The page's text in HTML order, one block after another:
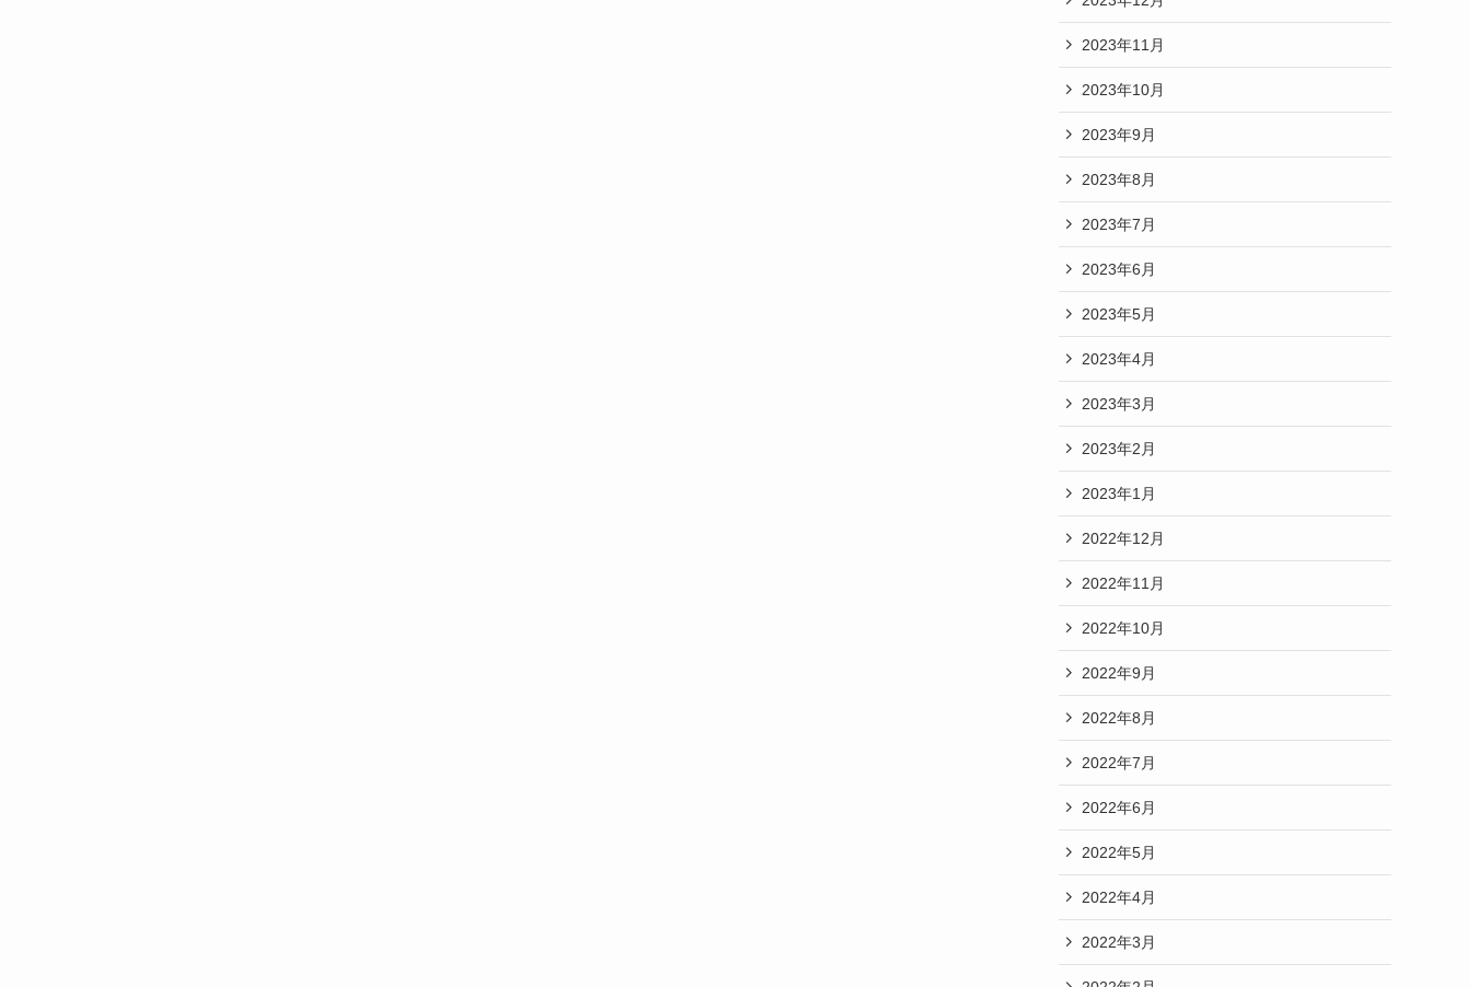
2023年11月
2023年10月
2023年9月
2023年8月
2023年7月
2023年6月
2023年5月
2023年4月
2023年3月
2023年2月
2023年1月
2022年12月
2022年11月
2022年10月
2022年9月
2022年8月
2022年7月
2022年6月
2022年5月
2022年4月
2022年3月